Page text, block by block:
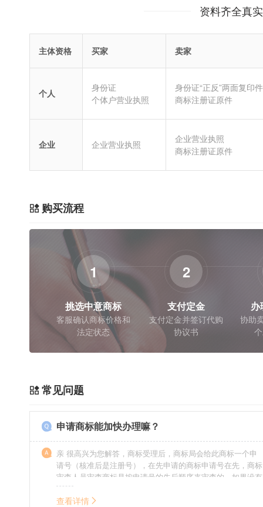
资料齐全真
主体资格 买家 卖家
个人
身份证
个体户营业执照
身份证“正反”两面复印件
商标注册证原件
企业 企业营业执照
企业营业执照
商标注册证原件
购买流程
1
挑选中意商标
客服确认商标价格和
法定状态
2
支付定金
支付定金并签订代购
协议书
办
协助
常见问题
申请商标能加快办理嘛？
亲 很高兴为您解答，商标受理后，商标局会给此商标一个申
请号（核准后是注册号），在先申请的商标申请号在先，商标
审查人员审查商标是按申请号的先后顺序来审查的，如果没有
特殊情况（受理案件需要，被异议等），不会延迟也不会提
前。
查看详情